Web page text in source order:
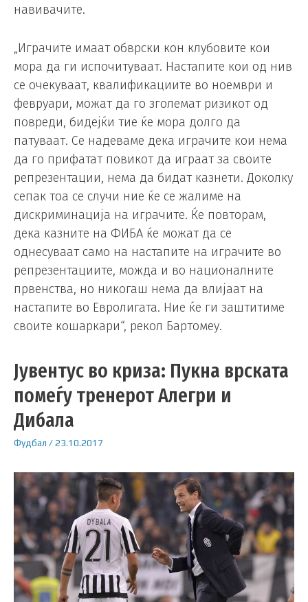
навивачите.
„Играчите имаат обврски кон клубовите кои
мора да ги испочитуваат. Настапите кои од нив
се очекуваат, квалификациите во ноември и
февруари, можат да го зголемат ризикот од
повреди, бидејќи тие ќе мора долго да
патуваат. Се надеваме дека играчите кои нема
да го прифатат повикот да играат за своите
репрезентации, нема да бидат казнети. Доколку
сепак тоа се случи ние ќе се жалиме на
дискриминација на играчите. Ќе повторам,
дека казните на ФИБА ќе можат да се
однесуваат само на настапите на играчите во
репрезентациите, можда и во националните
првенства, но никогаш нема да влијаат на
настапите во Евролигата. Ние ќе ги заштитиме
своите кошаркари“, рекол Бартомеу.
Јувентус во криза: Пукна врската
помеѓу тренерот Алегри и
Дибала
Фудбал /23.10.2017